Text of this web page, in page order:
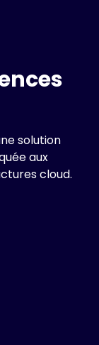
solution
aux
cloud.